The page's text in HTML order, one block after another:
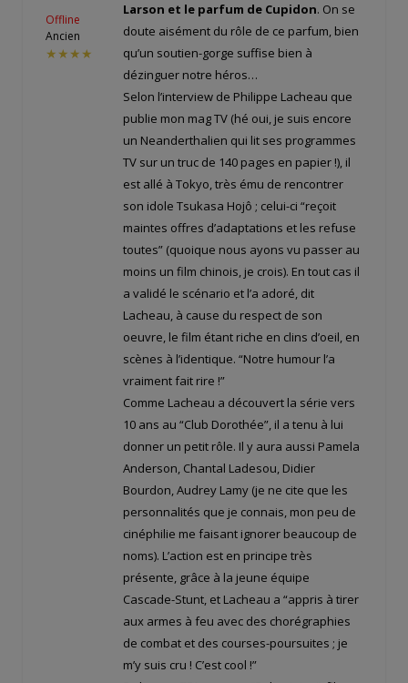
Offline
Ancien
★★★★
Larson et le parfum de Cupidon. On se
doute aisément du rôle de ce parfum, bien
qu’un soutien-gorge suffise bien à
dézinguer notre héros…
Selon l’interview de Philippe Lacheau que
publie mon mag TV (hé oui, je suis encore
un Neanderthalien qui lit ses programmes
TV sur un truc de 140 pages en papier !), il
est allé à Tokyo, très ému de rencontrer
son idole Tsukasa Hojô ; celui-ci “reçoit
maintes offres d’adaptations et les refuse
toutes” (quoique nous ayons vu passer au
moins un film chinois, je crois). En tout cas il
a validé le scénario et l’a adoré, dit
Lacheau, à cause du respect de son
oeuvre, le film étant riche en clins d’oeil, en
scènes à l’identique. “Notre humour l’a
vraiment fait rire !”
Comme Lacheau a découvert la série vers
10 ans au “Club Dorothée”, il a tenu à lui
donner un petit rôle. Il y aura aussi Pamela
Anderson, Chantal Ladesou, Didier
Bourdon, Audrey Lamy (je ne cite que les
personnalités que je connais, mon peu de
cinéphilie me faisant ignorer beaucoup de
noms). L’action est en principe très
présente, grâce à la jeune équipe
Cascade-Stunt, et Lacheau a “appris à tirer
aux armes à feu avec des chorégraphies
de combat et des courses-poursuites ; je
m’y suis cru ! C’est cool !”